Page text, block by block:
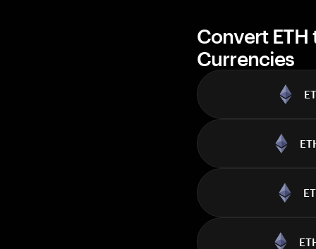
Convert ETH
Currencies